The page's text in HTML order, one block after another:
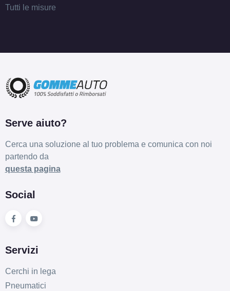
Tutti le misure
Serve aiuto?
Cerca una soluzione al tuo problema e comunica con noi
partendo da
questa pagina
Social
Servizi
Cerchi in lega
Pneumatici